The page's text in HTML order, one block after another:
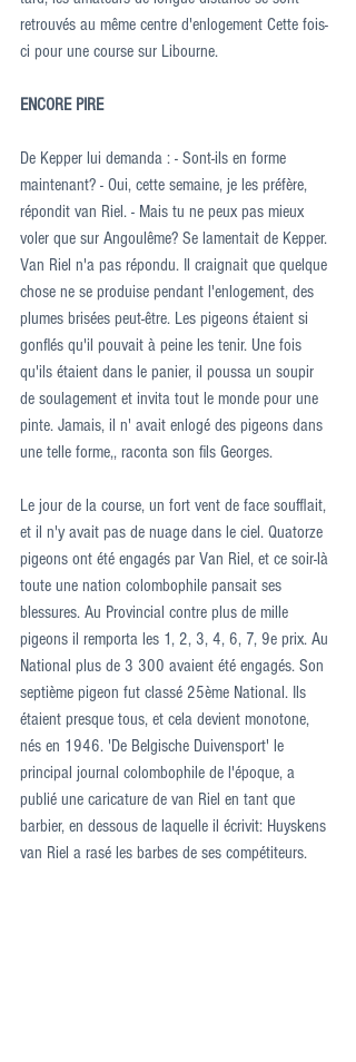
retrouvés au même centre d'enlogement Cette fois-
ci pour une course sur Libourne.
ENCORE PIRE
De Kepper lui demanda : - Sont-ils en forme
maintenant? - Oui, cette semaine, je les préfère,
répondit van Riel. - Mais tu ne peux pas mieux
voler que sur Angoulême? Se lamentait de Kepper.
Van Riel n'a pas répondu. Il craignait que quelque
chose ne se produise pendant l'enlogement, des
plumes brisées peut-être. Les pigeons étaient si
gonflés qu'il pouvait à peine les tenir. Une fois
qu'ils étaient dans le panier, il poussa un soupir
de soulagement et invita tout le monde pour une
pinte. Jamais, il n' avait enlogé des pigeons dans
une telle forme,, raconta son fils Georges.
Le jour de la course, un fort vent de face soufflait,
et il n'y avait pas de nuage dans le ciel. Quatorze
pigeons ont été engagés par Van Riel, et ce soir-là
toute une nation colombophile pansait ses
blessures. Au Provincial contre plus de mille
pigeons il remporta les 1, 2, 3, 4, 6, 7, 9e prix. Au
National plus de 3 300 avaient été engagés. Son
septième pigeon fut classé 25ème National. Ils
étaient presque tous, et cela devient monotone,
nés en 1946. 'De Belgische Duivensport' le
principal journal colombophile de l'époque, a
publié une caricature de van Riel en tant que
barbier, en dessous de laquelle il écrivit: Huyskens
van Riel a rasé les barbes de ses compétiteurs.